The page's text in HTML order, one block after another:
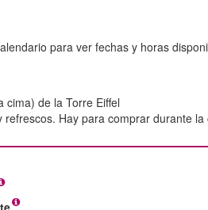
para ver fechas y horas
cima) de la Torre Eiffel
refrescos. Hay para comprar durante la